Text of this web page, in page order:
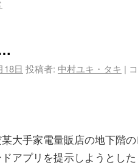
18日 投稿者: 中村ユキ・タキ |
大手家電量販店の地下階
ドアプリを提示しようとし